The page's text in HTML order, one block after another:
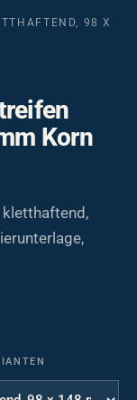
98 X
Korn